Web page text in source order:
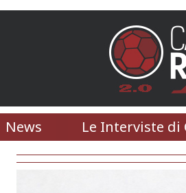
News Le Interviste di